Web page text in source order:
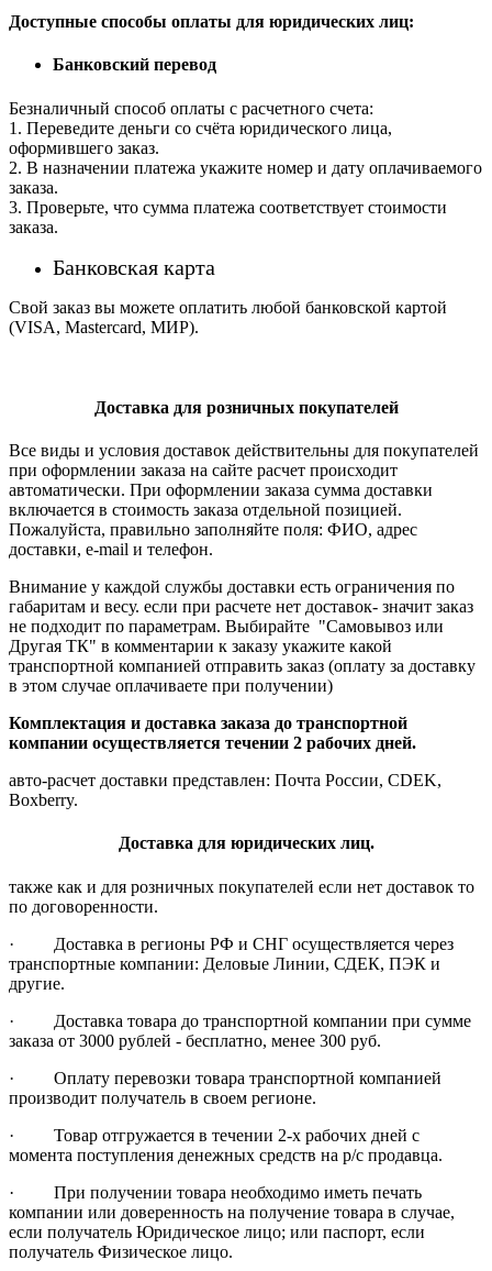
Доступные способы оплаты для юридических лиц:
Банковский перевод
Безналичный способ оплаты с расчетного счета:
1. Переведите деньги со счёта юридического лица,
оформившего заказ.
2. В назначении платежа укажите номер и дату оплачиваемого
заказа.
3. Проверьте, что сумма платежа соответствует стоимости
заказа.
Банковская карта
Свой заказ вы можете оплатить любой банковской картой
(VISA, Mastercard, МИР).
Доставка для розничных покупателей
Все виды и условия доставок действительны для покупателей
при оформлении заказа на сайте расчет происходит
автоматически. При оформлении заказа сумма доставки
включается в стоимость заказа отдельной позицией.
Пожалуйста, правильно заполняйте поля: ФИО, адрес
доставки, e-mail и телефон.
Внимание у каждой службы доставки есть ограничения по
габаритам и весу. если при расчете нет доставок- значит заказ
не подходит по параметрам. Выбирайте "Самовывоз или
Другая ТК" в комментарии к заказу укажите какой
транспортной компанией отправить заказ (оплату за доставку
в этом случае оплачиваете при получении)
Комплектация и доставка заказа до транспортной
компании осуществляется течении 2 рабочих дней.
авто-расчет доставки представлен: Почта России, CDEK,
Boxberry.
Доставка для юридических лиц.
также как и для розничных покупателей если нет доставок то
по договоренности.
· Доставка в регионы РФ и СНГ осуществляется через
транспортные компании: Деловые Линии, СДЕК, ПЭК и
другие.
· Доставка товара до транспортной компании при сумме
заказа от 3000 рублей - бесплатно, менее 300 руб.
· Оплату перевозки товара транспортной компанией
производит получатель в своем регионе.
· Товар отгружается в течении 2-х рабочих дней с
момента поступления денежных средств на р/с продавца.
· При получении товара необходимо иметь печать
компании или доверенность на получение товара в случае,
если получатель Юридическое лицо; или паспорт, если
получатель Физическое лицо.